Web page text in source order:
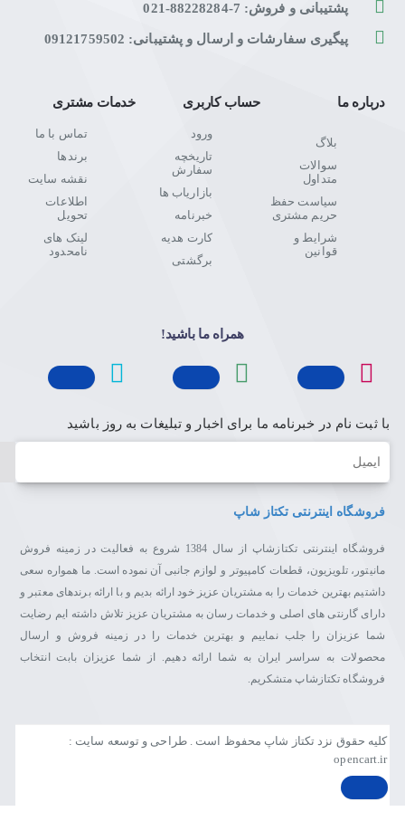
پشتیبانی و فروش: 7-88228284-021
پیگیری سفارشات و ارسال و پشتیبانی: 09121759502
درباره ما
بلاگ
سوالات
متداول
سیاست حفظ
حریم مشتری
شرایط و
قوانین
حساب کاربری
ورود
تاریخچه
سفارش
بازاریاب ها
خبرنامه
کارت هدیه
برگشتی
خدمات مشتری
تماس با ما
برندها
نقشه سایت
اطلاعات
تحویل
لینک های
نامحدود
همراه ما باشید!
با ثبت نام در خبرنامه ما برای اخبار و تبلیغات به روز باشید
ایمیل
فروشگاه اینترنتی تکتاز شاپ
فروشگاه اینترنتی تکتازشاپ از سال 1384 شروع به فعالیت در زمینه فروش
مانیتور، تلویزیون، قطعات کامپیوتر و لوازم جانبی آن نموده است. ما همواره سعی
داشتیم بهترین خدمات را به مشتریان عزیز خود ارائه بدیم و با ارائه برندهای معتبر و
دارای گارنتی های اصلی و خدمات رسان به مشتریان عزیز تلاش داشته ایم رضایت
شما عزیزان را جلب نماییم و بهترین خدمات را در زمینه فروش و ارسال
محصولات به سراسر ایران به شما ارائه دهیم. از شما عزیزان بابت انتخاب
فروشگاه تکتازشاپ متشکریم.
کلیه حقوق نزد تکتاز شاپ محفوظ است . طراحی و توسعه سایت :
opencart.ir